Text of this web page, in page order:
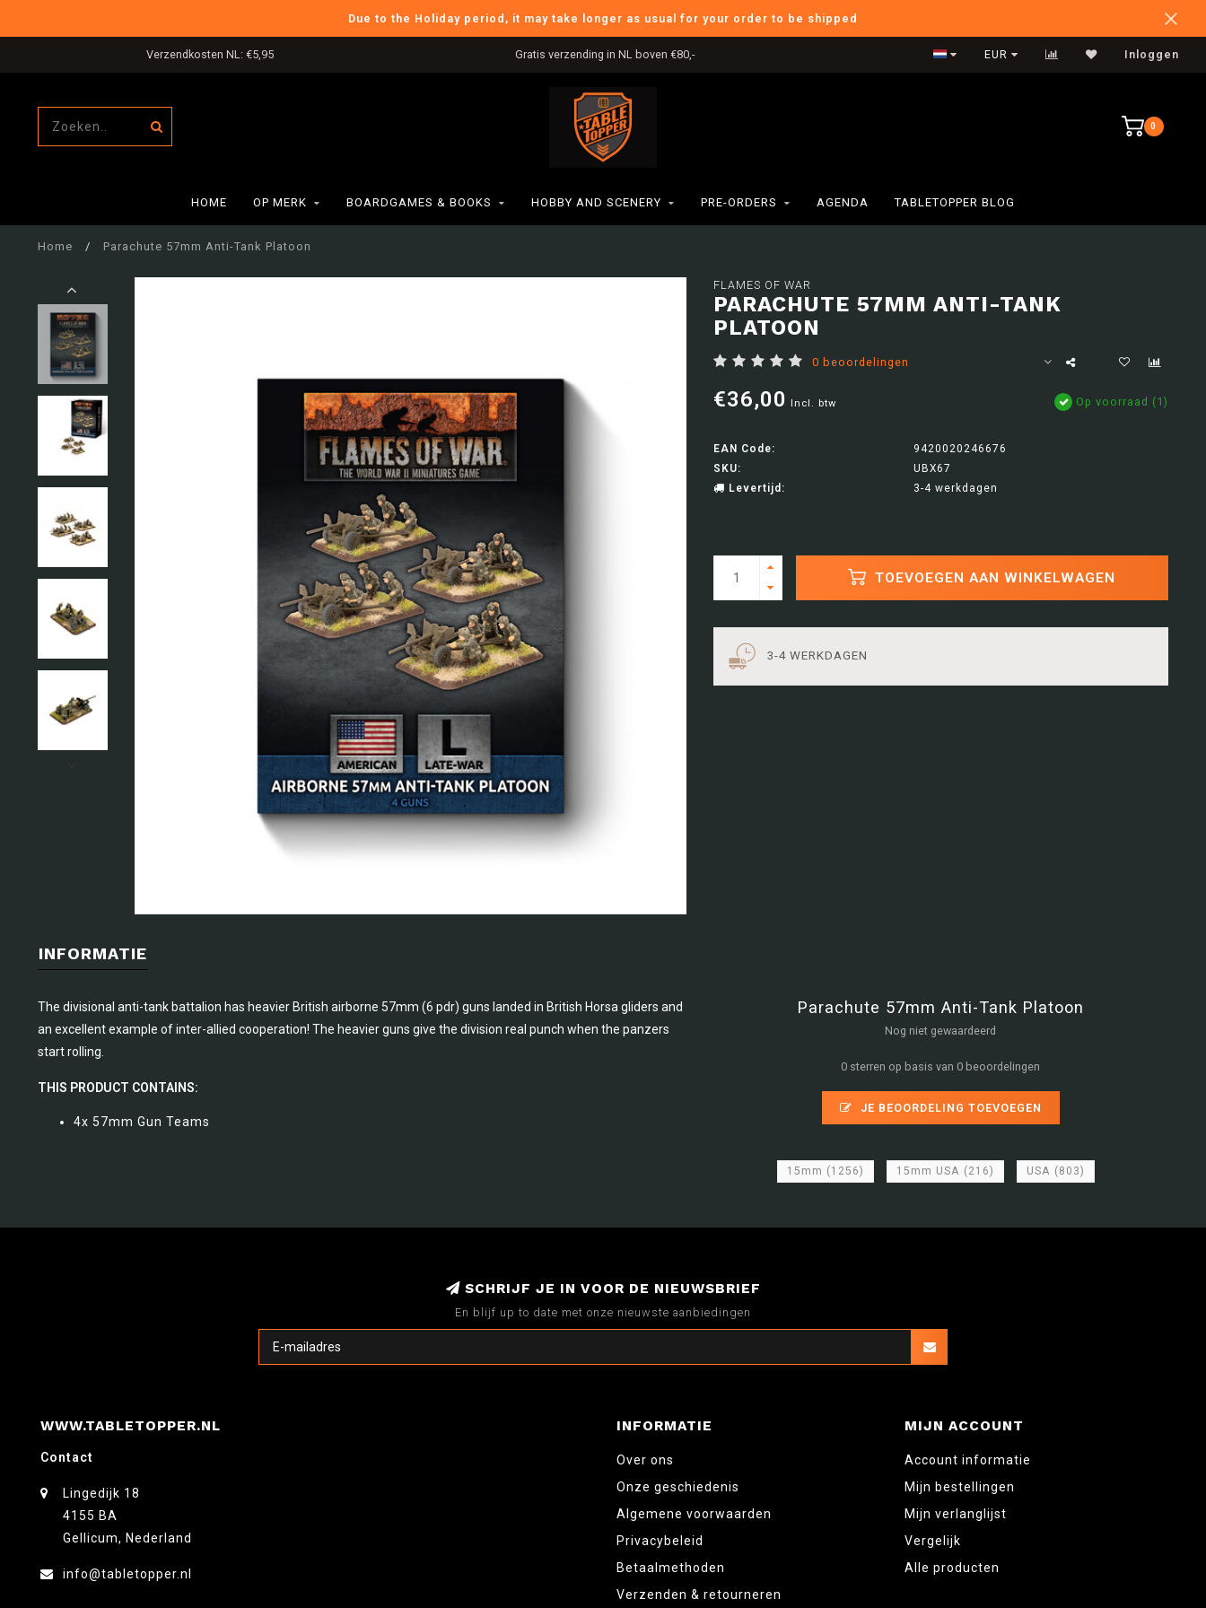
Due to the Holiday period, it may take longer as usual for your order to be shipped
Verzendkosten NL: €5,95 Gratis verzending in NL boven €80,- International Shipping
EUR Inloggen
0
HOME OP MERK BOARDGAMES & BOOKS HOBBY AND SCENERY PRE-ORDERS AGENDA TABLETOPPER BLOG
Home / Parachute 57mm Anti-Tank Platoon
FLAMES OF WAR
PARACHUTE 57MM ANTI-TANK
PLATOON
0 beoordelingen
€36,00 Incl. btw Op voorraad (1)
EAN Code:
9420020246676
SKU:
UBX67
Levertijd:
3-4 werkdagen
TOEVOEGEN AAN WINKELWAGEN
3-4 WERKDAGEN
INFORMATIE
The divisional anti-tank battalion has heavier British airborne 57mm (6 pdr) guns landed in British Horsa gliders and
an excellent example of inter-allied cooperation! The heavier guns give the division real punch when the panzers
start rolling.
THIS PRODUCT CONTAINS:
4x 57mm Gun Teams
Parachute 57mm Anti-Tank Platoon
Nog niet gewaardeerd
0 sterren op basis van 0 beoordelingen
JE BEOORDELING TOEVOEGEN
15mm (1256) 15mm USA (216) USA (803)
SCHRIJF JE IN VOOR DE NIEUWSBRIEF
En blijf up to date met onze nieuwste aanbiedingen
WWW.TABLETOPPER.NL
Contact
Lingedijk 18
4155 BA
Gellicum, Nederland
info@tabletopper.nl
INFORMATIE
Over ons
Onze geschiedenis
Algemene voorwaarden
Privacybeleid
Betaalmethoden
Verzenden & retourneren
MIJN ACCOUNT
Account informatie
Mijn bestellingen
Mijn verlanglijst
Vergelijk
Alle producten